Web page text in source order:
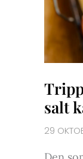
salt
29